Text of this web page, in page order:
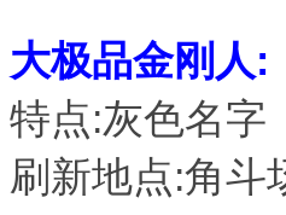
大极品金刚人:
特点:灰色名字
刷新地点:角斗